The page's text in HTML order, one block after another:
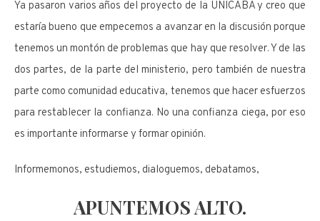
Ya pasaron varios años del proyecto de la UNICABA y creo que
estaría bueno que empecemos a avanzar en la discusión porque
tenemos un montón de problemas que hay que resolver. Y de las
dos partes, de la parte del ministerio, pero también de nuestra
parte como comunidad educativa, tenemos que hacer esfuerzos
para restablecer la confianza. No una confianza ciega, por eso
es importante informarse y formar opinión.
Informemonos, estudiemos, dialoguemos, debatamos,
APUNTEMOS ALTO.